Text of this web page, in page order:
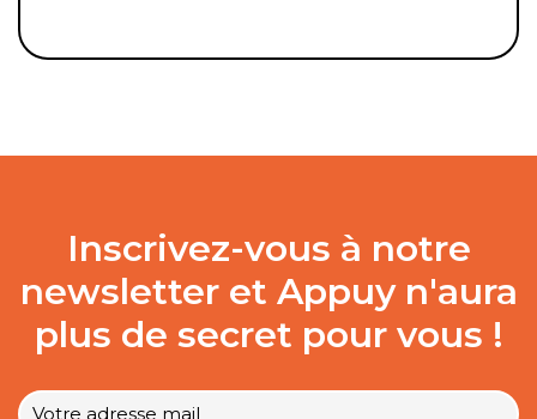
Inscrivez-vous à notre
newsletter et Appuy n'aura
plus de secret pour vous !
Votre
e-